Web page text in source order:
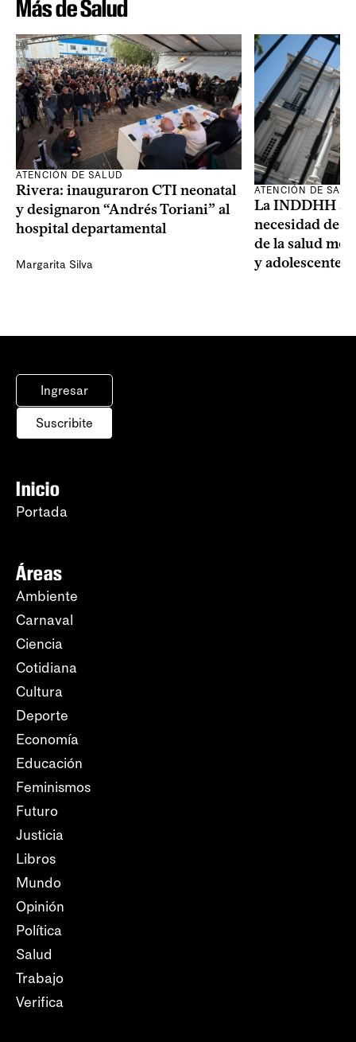
Más de Salud
ATENCIÓN DE SALUD
Rivera: inauguraron CTI neonatal
y designaron “Andrés Toriani” al
hospital departamental
Margarita Silva
ATENCIÓN DE
La INDDHH
necesidad de
de la salud
y adolescentes
Ingresar
Suscribite
Inicio
Portada
Áreas
Ambiente
Carnaval
Ciencia
Cotidiana
Cultura
Deporte
Economía
Educación
Feminismos
Futuro
Justicia
Libros
Mundo
Opinión
Política
Salud
Trabajo
Verifica